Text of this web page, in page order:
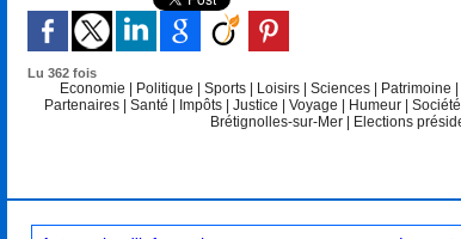
Lu 362 fois
Economie Politique |Sports Loisirs |Sciences Patrimoine
Partenaires
|Santé Impôts |Justice |Voyage Humeur |Société
Brétignolles-sur-Mer
Elections